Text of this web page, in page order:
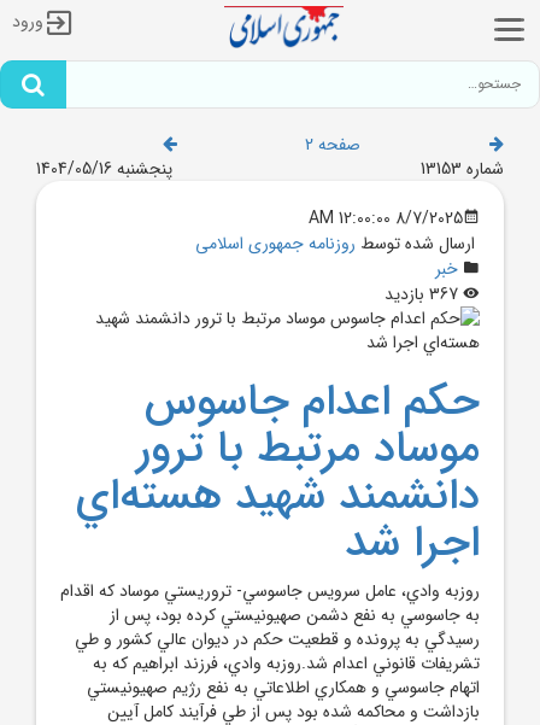
ورود
صفحه 2
شماره 13153
پنجشنبه 1404/05/16
8/7/2025 12:00:00 AM
ارسال شده توسط روزنامه جمهوری اسلامی
خبر
حکم اعدام جاسوس
موساد مرتبط با ترور
دانشمند شهيد هسته‌اي
اجرا شد
روزبه وادي، عامل سرويس جاسوسي- تروريستي موساد که اقدام
به جاسوسي به نفع دشمن صهيونيستي کرده بود، پس از
رسيدگي به پرونده و قطعيت حکم در ديوان عالي کشور و طي
تشريفات قانوني اعدام شد.روزبه وادي، فرزند ابراهيم که به
اتهام جاسوسي و همکاري اطلاعاتي به نفع رژيم صهيونيستي
بازداشت و محاکمه شده بود پس از طي فرآيند کامل آيين